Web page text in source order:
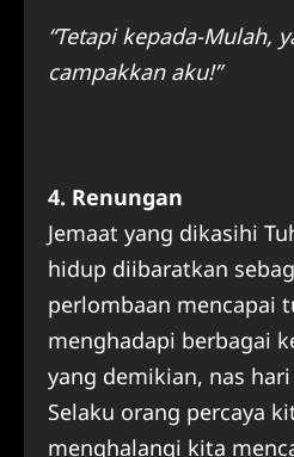
“Tetapi kepada-Mulah,
campakkan aku!”
4. Renungan
Jemaat yang dikasihi
hidup diibaratkan
perlombaan mencapai
menghadapi berbagai
yang demikian, nas
Selaku orang percaya
menghalangi kita